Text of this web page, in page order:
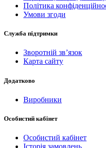
Політика
Умови згоди
Служба підтримки
Зворотній зв’язок
Карта сайту
Додатково
Виробники
Особистий кабінет
Особистий кабінет
Історія замовлень